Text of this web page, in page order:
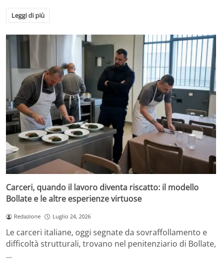
Leggi di più
Carceri, quando il lavoro diventa riscatto: il modello
Bollate e le altre esperienze virtuose
Redazione Luglio 24, 2026
Le carceri italiane, oggi segnate da sovraffollamento e
difficoltà strutturali, trovano nel penitenziario di Bollate,
…